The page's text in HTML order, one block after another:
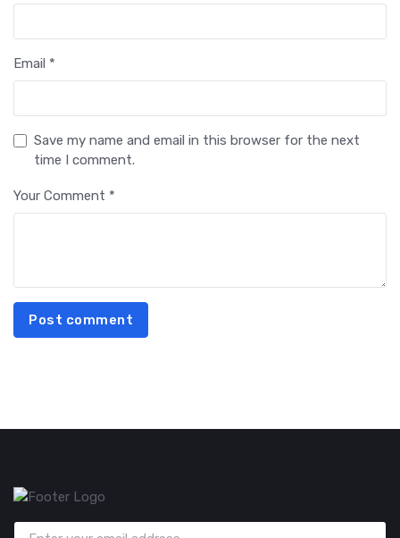
Email *
Save my name and email in this browser for the next
time I comment.
Your Comment *
Post comment